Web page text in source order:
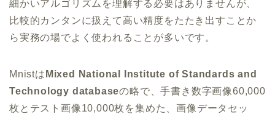
細かいアルゴリズムを理解する必要はありませんが、
比較的カンタンに扱えて高い精度をたたき出すことか
ら実務の場でよく使われることが多いです。
Mnistは Mixed National Institute of Standards and
Technology databaseの略で、手書き数字画像60,000
枚とテスト画像10,000枚を集めた、画像データセッ